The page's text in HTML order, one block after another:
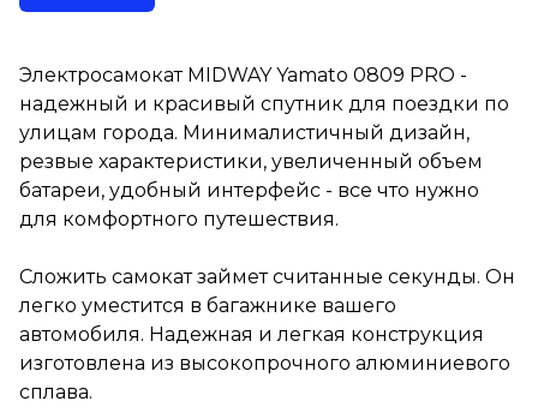
считанные секунды. Он легко
уместится в багажнике
вашего автомобиля.
Надежная и легкая
высокопрочного
алюминиевого сплава.
Электросамокат MIDWAY Yamato 0809 PRO -
надежный и красивый спутник для поездки по
улицам города. Минималистичный дизайн,
резвые характеристики, увеличенный объем
батареи, удобный интерфейс - все что нужно
для комфортного путешествия.
Сложить самокат займет считанные секунды. Он
легко уместится в багажнике вашего
автомобиля. Надежная и легкая конструкция
изготовлена из высокопрочного алюминиевого
сплава.